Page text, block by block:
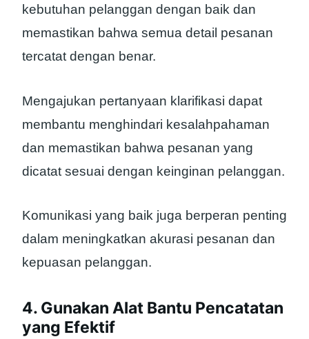
kebutuhan pelanggan dengan baik dan
memastikan bahwa semua detail pesanan
tercatat dengan benar.
Mengajukan pertanyaan klarifikasi dapat
membantu menghindari kesalahpahaman
dan memastikan bahwa pesanan yang
dicatat sesuai dengan keinginan pelanggan.
Komunikasi yang baik juga berperan penting
dalam meningkatkan akurasi pesanan dan
kepuasan pelanggan.
4. Gunakan Alat Bantu Pencatatan
yang Efektif